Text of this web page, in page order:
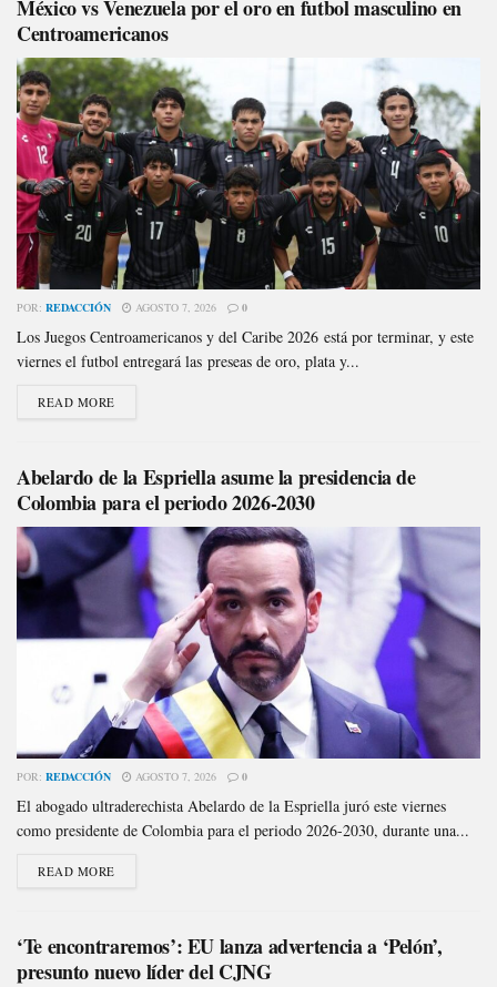
México vs Venezuela por el oro en futbol masculino en
Centroamericanos
POR: REDACCIÓN AGOSTO 7, 2026 0
Los Juegos Centroamericanos y del Caribe 2026 está por terminar, y este
viernes el futbol entregará las preseas de oro, plata y...
READ MORE
Abelardo de la Espriella asume la presidencia de
Colombia para el periodo 2026-2030
POR: REDACCIÓN AGOSTO 7, 2026 0
El abogado ultraderechista Abelardo de la Espriella juró este viernes
como presidente de Colombia para el periodo 2026-2030, durante una...
READ MORE
‘Te encontraremos’: EU lanza advertencia a ‘Pelón’,
presunto nuevo líder del CJNG